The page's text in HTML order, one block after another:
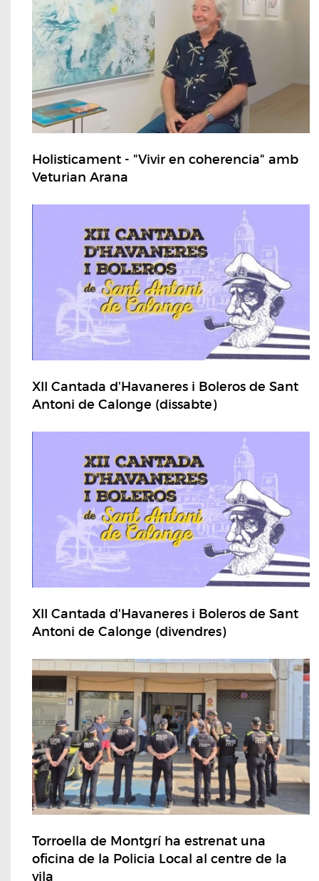
Holisticament - "Vivir en coherencia" amb
Veturian Arana
XII Cantada d'Havaneres i Boleros de Sant
Antoni de Calonge (dissabte)
XII Cantada d'Havaneres i Boleros de Sant
Antoni de Calonge (divendres)
Torroella de Montgrí ha estrenat una
oficina de la Policia Local al centre de la
vila